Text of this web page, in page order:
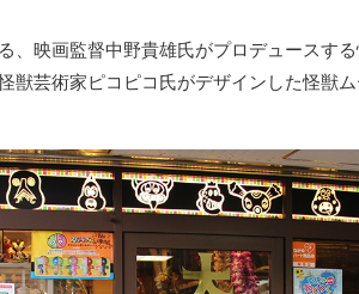
、映画監督中野貴雄氏がプロデュースす
獣芸術家ピコピコ氏がデザインした怪獣